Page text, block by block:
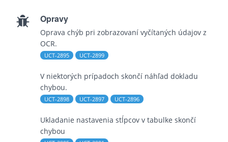
Opravy
Oprava chýb pri zobrazovaní vyčítaných údajov z
OCR.
UCT-2895 UCT-2899
V niektorých prípadoch skončí náhľad dokladu
chybou.
UCT-2898 UCT-2897 UCT-2896
Ukladanie nastavenia stĺpcov v tabulke skončí
chybou